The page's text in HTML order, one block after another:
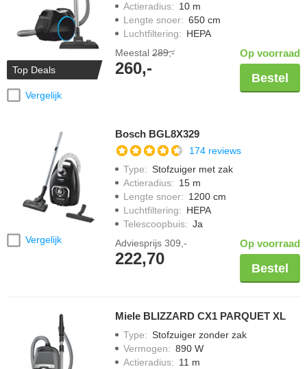
Top Deals
Vergelijk
Actieradius: 10 m
Lengte snoer: 650 cm
Luchtfiltering: HEPA
Meestal 289,-
260,-
Op voorraad
Bestel
Vergelijk
Bosch BGL8X329
174 reviews
Type: Stofzuiger met zak
Actieradius: 15 m
Lengte snoer: 1200 cm
Luchtfiltering: HEPA
Telescoopbuis: Ja
Adviesprijs 309,-
222,70
Op voorraad
Bestel
Miele BLIZZARD CX1 PARQUET XL
Type: Stofzuiger zonder zak
Vermogen: 890 W
Actieradius: 11 m